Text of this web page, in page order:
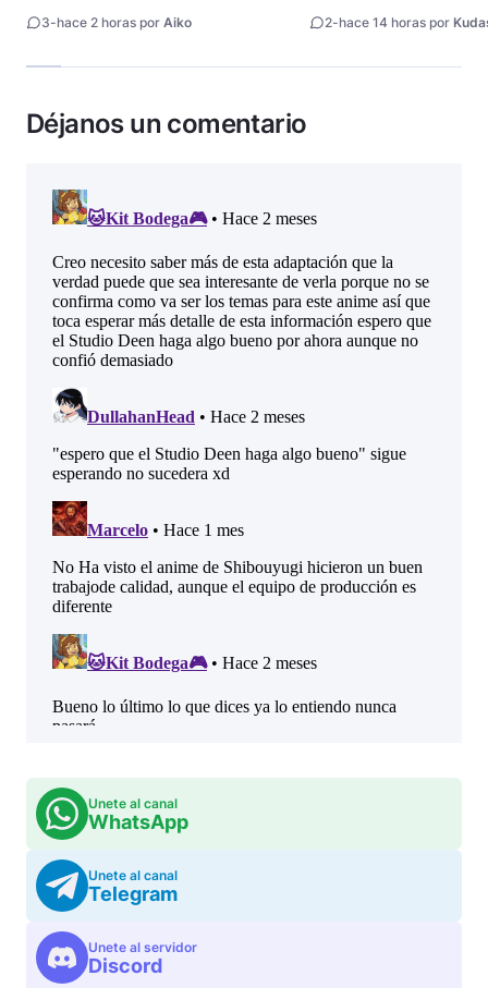
3-hace 2 horas por Aiko 2-hace 14 horas por
Déjanos un comentario
Unete al canal
WhatsApp
Unete al canal
Telegram
Unete al servidor
Discord